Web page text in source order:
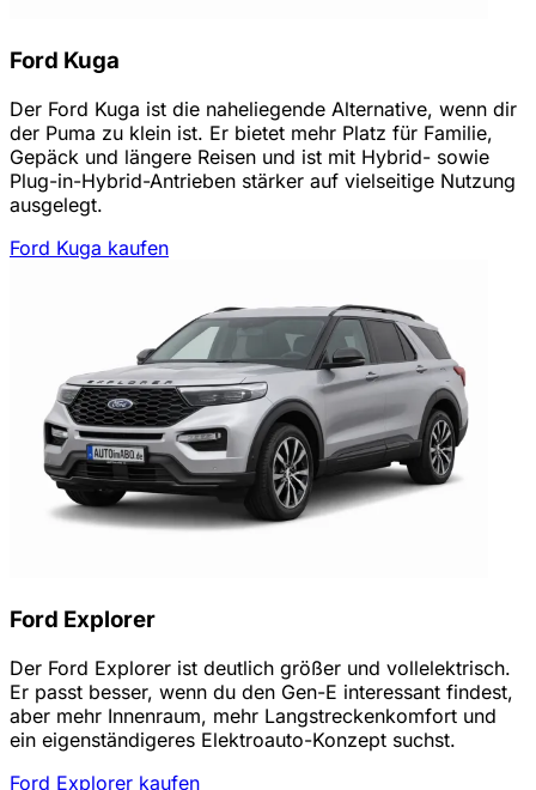
Ford Kuga
Der Ford Kuga ist die naheliegende Alternative, wenn dir
der Puma zu klein ist. Er bietet mehr Platz für Familie,
Gepäck und längere Reisen und ist mit Hybrid- sowie
Plug-in-Hybrid-Antrieben stärker auf vielseitige Nutzung
ausgelegt.
Ford Kuga kaufen
Ford Explorer
Der Ford Explorer ist deutlich größer und vollelektrisch.
Er passt besser, wenn du den Gen-E interessant findest,
aber mehr Innenraum, mehr Langstreckenkomfort und
ein eigenständigeres Elektroauto-Konzept suchst.
Ford Explorer kaufen